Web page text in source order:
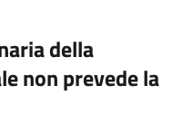
della
non prevede la